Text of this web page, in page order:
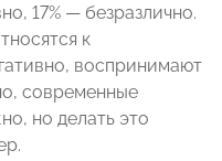
17% — безразлично.
к
воспринимают
современные
но делать это